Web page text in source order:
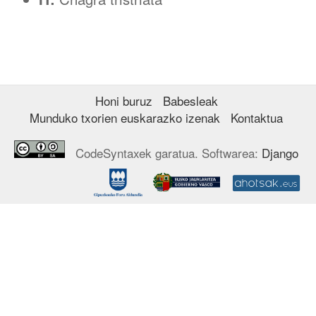
Honi buruz
Babesleak
Munduko txorien euskarazko izenak
Kontaktua
CodeSyntaxek garatua. Softwarea: Django